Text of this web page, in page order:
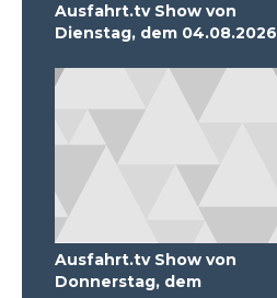
Ausfahrt.tv Show von
Dienstag, dem 04.08.2026
Ausfahrt.tv Show von
Donnerstag, dem